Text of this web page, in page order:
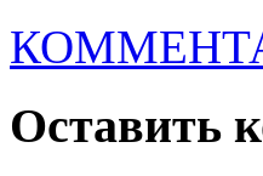
Оставить